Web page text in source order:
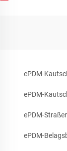
ePDM-
ePDM-
ePDM-
ePDM-